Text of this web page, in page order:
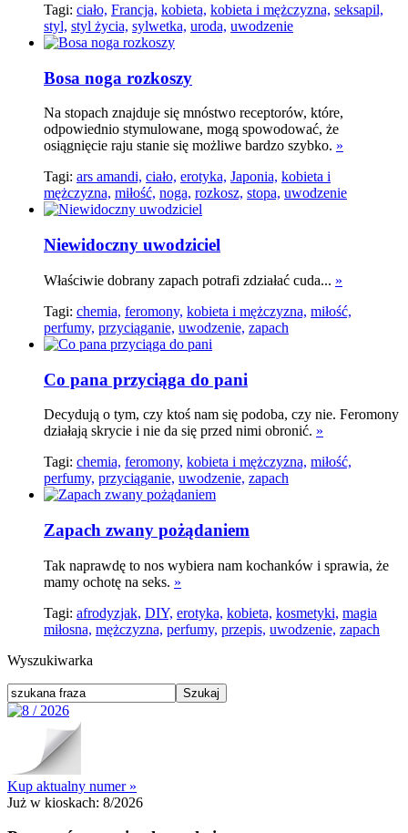
Tagi: ciało, Francja, kobieta, kobieta i mężczyzna, seksapil,
styl, styl życia, sylwetka, uroda, uwodzenie
Bosa noga rozkoszy
Na stopach znajduje się mnóstwo receptorów, które,
odpowiednio stymulowane, mogą spowodować, że
osiągnięcie raju stanie się możliwe bardzo szybko. »
Tagi: ars amandi, ciało, erotyka, Japonia, kobieta i
mężczyzna, miłość, noga, rozkosz, stopa, uwodzenie
Niewidoczny uwodziciel
Właściwie dobrany zapach potrafi zdziałać cuda... »
Tagi: chemia, feromony, kobieta i mężczyzna, miłość,
perfumy, przyciąganie, uwodzenie, zapach
Co pana przyciąga do pani
Decydują o tym, czy ktoś nam się podoba, czy nie. Feromony
działają skrycie i nie da się przed nimi obronić. »
Tagi: chemia, feromony, kobieta i mężczyzna, miłość,
perfumy, przyciąganie, uwodzenie, zapach
Zapach zwany pożądaniem
Tak naprawdę to nos wybiera nam kochanków i sprawia, że
mamy ochotę na seks. »
Tagi: afrodyzjak, DIY, erotyka, kobieta, kosmetyki, magia
miłosna, mężczyzna, perfumy, przepis, uwodzenie, zapach
Wyszukiwarka
Kup aktualny numer »
Już w kioskach: 8/2026